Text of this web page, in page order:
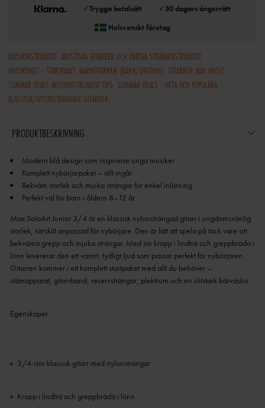
✓Trygga betalsätt ✓30 dagars ångerrätt
Helsvenskt företag
MUSIKINSTRUMENT AKUSTISKA GITARRER OCH ÖVRIGA STRÄNGINSTRUMENT
MUSIKPAKET - STARTPAKET BARNGITARRER (BARN/UNGDOM) GITARRER MAX MUSIC
SOMMAR-DEALS MUSIKINSTRUMENT TIPS SOMMAR-DEALS - HETA OCH POPULÄRA
KLASSISK/NYLONSTRÄNGADE GITARRER
PRODUKTBESKRIVNING
Modern blå design som inspirerar unga musiker
Komplett nybörjarpaket – allt ingår
Perfekt val för barn i åldern 8–12 år
Max SoloArt Junior 3/4 är en klassisk nylonsträngad gitarr i ungdomsvänlig
storlek, särskilt anpassad för nybörjare. Den är lätt att spela på tack vare sitt
bekväma grepp och mjuka strängar. Med sin kropp i lindträ och greppbräda i
lönn levererar den ett varmt, tydligt ljud som passar perfekt för nybörjaren.
Gitarren kommer i ett komplett startpaket med allt du behöver –
stämapparat, gitarrband, reservsträngar, plektrum och en slitstark bärväska.
Egenskaper
3/4-stor klassisk gitarr med nylonsträngar
Kropp i lindträ och greppbräda i lönn